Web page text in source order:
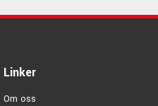
Linker
Om oss